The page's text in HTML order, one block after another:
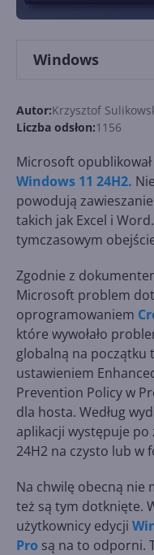
Windows
Autor:Krzysztof
Liczba odsłon:1156
Microsoft
Windows 11 24H2.
powodują
takich jak Excel i
tymczasowym
Zgodnie z
Microsoft problem
oprogramowaniem
które wywołało
globalną na początku
ustawieniem
Prevention Policy w
dla hosta. Według
aplikacji występuje po
24H2 na czysto lub w
Na chwilę obecną nie
też są tym dotknięte.
użytkownicy edycji
Pro są na to odporni.